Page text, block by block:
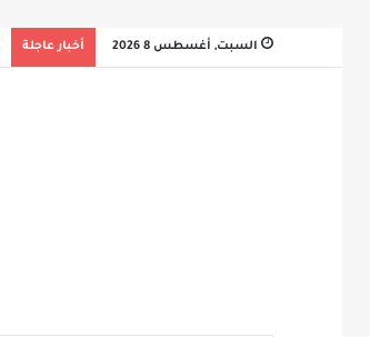
السبت, أغسطس 8 2026 أخبار عاجلة